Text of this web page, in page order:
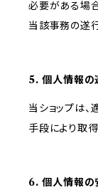
必要がある場
当該事務の遂
5. 個人情報の
当ショップは
手段により取得
6. 個人情報の